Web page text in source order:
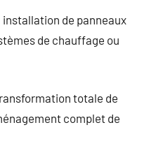
de panneaux
de chauffage ou
totale de
complet de